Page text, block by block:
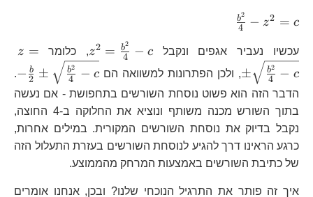
4
b2 − z2 = c
עכשיו נעביר אגפים ונקבל
{4}-c
z2 = 4
b2 − c , כלומר z =
±
4
b2 − c , ולכן הפתרונות למשוואה הם
-
− 2
b ± 4
b2 − c
.
הדבר הזה הוא פשוט נוסחת השורשים בתחפושת - אם נעשה
בתוך השורש מכנה משותף ונוציא את החלוקה ב-4 החוצה,
נקבל בדיוק את נוסחת השורשים המקורית. במילים אחרות,
כרגע הראינו דרך להגיע לנוסחת השורשים בעזרת התעלול הזה
של כתיבת השורשים באמצעות המרחק מהממוצע.
איך זה פותר את התרגיל הנוכחי שלנו? ובכן, אנחנו אומרים